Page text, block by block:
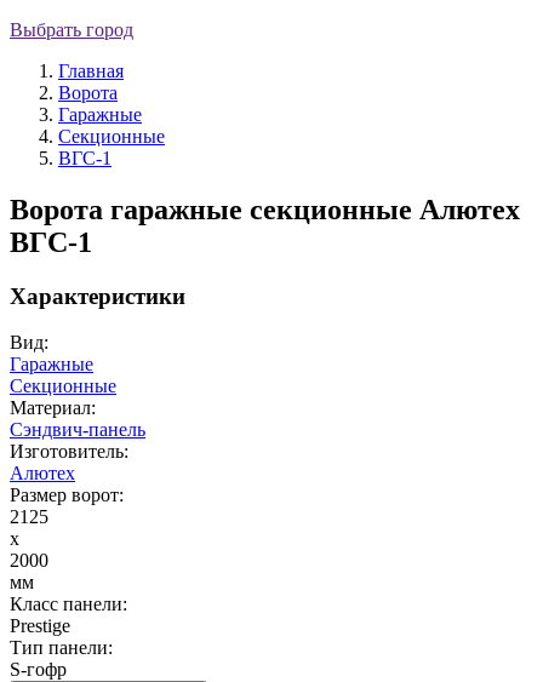
Выбрать город
Главная
Ворота
Гаражные
Секционные
ВГС-1
Ворота гаражные секционные Алютех
ВГС-1
Характеристики
Вид:
Гаражные
Секционные
Материал:
Сэндвич-панель
Изготовитель:
Алютех
Размер ворот:
2125
x
2000
мм
Класс панели:
Prestige
Тип панели:
S-гофр